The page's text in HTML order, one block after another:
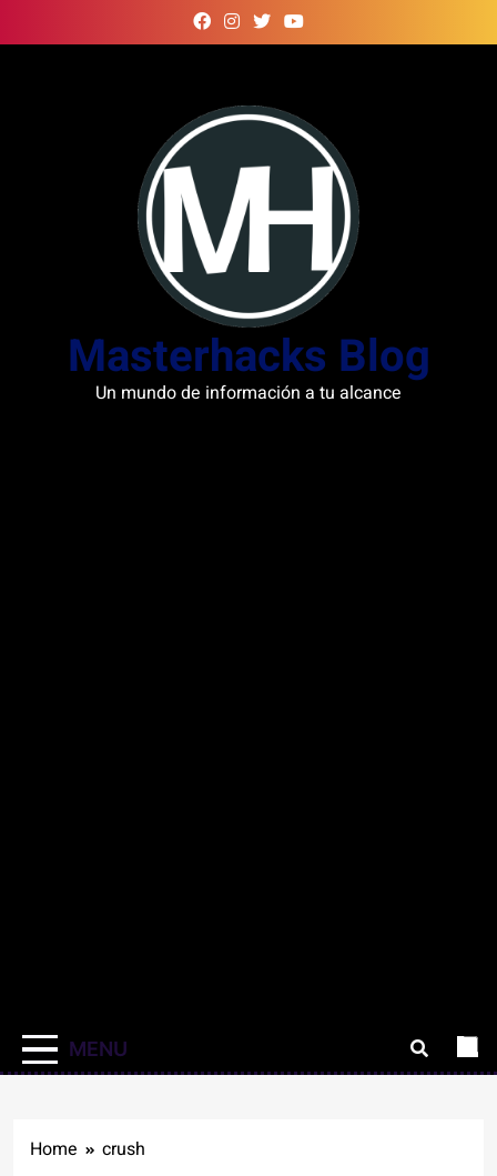
to
Masterhacks Blog
Un mundo de información a tu alcance
MENU
Home crush